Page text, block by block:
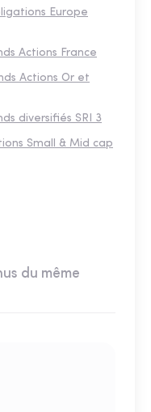
Europe
Actions France
Actions Or et
diversifiés SRI 3
Small & Mid cap
du même